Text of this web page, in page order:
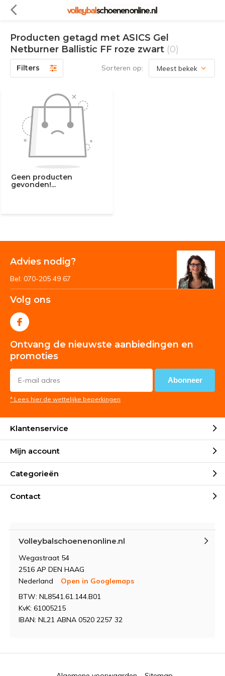
Producten getagd met ASICS Gel
Netburner Ballistic FF roze zwart (0)
Filters Sorteren op:
Geen producten
gevonden!...
Advies nodig?
Bel: 070-205 49 67
Volg ons
Ontvang de nieuwste aanbiedingen en
promoties
Abonneer
* Lees hier de wettelijke beperkingen
Klantenservice
Mijn account
Categorieën
Contact
Volleybalschoenenonline.nl
Wegastraat 54
2516 AP DEN HAAG
Nederland
Open in Googlemaps
BTW: NL8541.61.144.B01
KvK: 61005215
IBAN: NL21 ABNA 0520 2257 32